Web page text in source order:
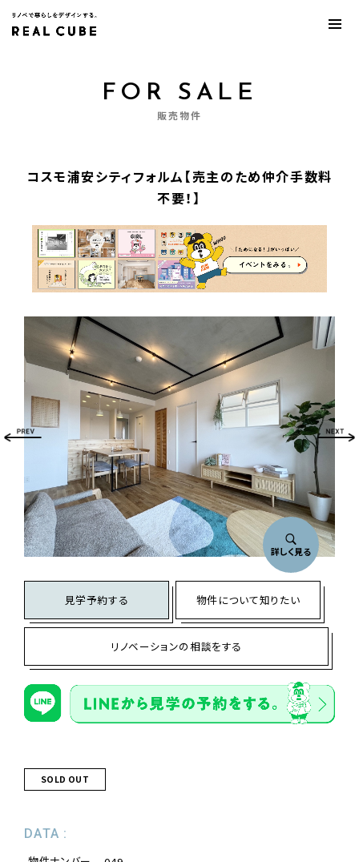
FOR SALE
販売物件
コスモ浦安シティフォルム【売主のため仲介手数料
不要！】
詳しく見る
見学予約する 物件について知りたい
リノベーションの相談をする
SOLD OUT
DATA :